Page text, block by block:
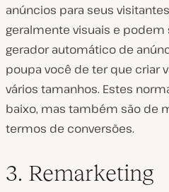
anúncios para seus
geralmente visuais e
gerador automático de
poupa você de ter que criar
vários tamanhos. Estes
baixo, mas também são de
termos de conversões.
3. Remarketing